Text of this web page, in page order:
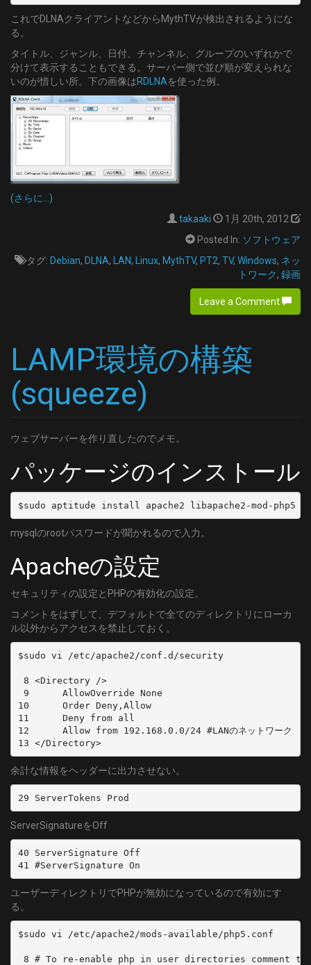
これでDLNAクライアントなどからMythTVが検出されるようにな
る。
タイトル、ジャンル、日付、チャンネル、グループのいずれかで
分けて表示することもできる。サーバー側で並び順が変えられな
いのが惜しい所。下の画像はRDLNAを使った例。
(さらに…)
takaaki
1月 20th, 2012
Posted In: ソフトウェア
タグ: Debian, DLNA, LAN, Linux, MythTV, PT2, TV, Windows, ネッ
トワーク, 録画
Leave a Comment
LAMP環境の構築
(squeeze)
ウェブサーバーを作り直したのでメモ。
パッケージのインストール
$sudo aptitude install apache2 libapache2-mod-php5
mysqlのrootパスワードが聞かれるので入力。
Apacheの設定
セキュリティの設定とPHPの有効化の設定。
コメントをはずして、デフォルトで全てのディレクトリにローカ
ル以外からアクセスを禁止しておく。
$sudo vi /etc/apache2/conf.d/security
8 <Directory />
9	AllowOverride None
10	Order Deny,Allow
11	Deny from all
12	Allow from 192.168.0.0/24 #LANのネットワーク
13 </Directory>
余計な情報をヘッダーに出力させない。
29 ServerTokens Prod
ServerSignatureをOff
40 ServerSignature Off
41 #ServerSignature On
ユーザーディレクトリでPHPが無効になっているので有効にす
る。
$sudo vi /etc/apache2/mods-available/php5.conf
8 # To re-enable php in user directories comment